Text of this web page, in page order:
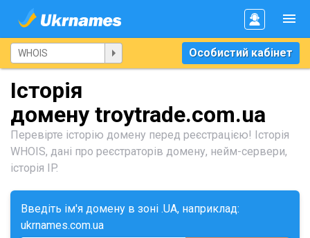
Особистий кабінет
Історія
домену troytrade.com.ua
Перевірте історію домену перед реєстрацією! Історія
WHOIS, дані про реєстраторів домену, нейм-сервери,
історія IP.
Введіть ім'я домену в зоні .UA, наприклад:
ukrnames.com.ua